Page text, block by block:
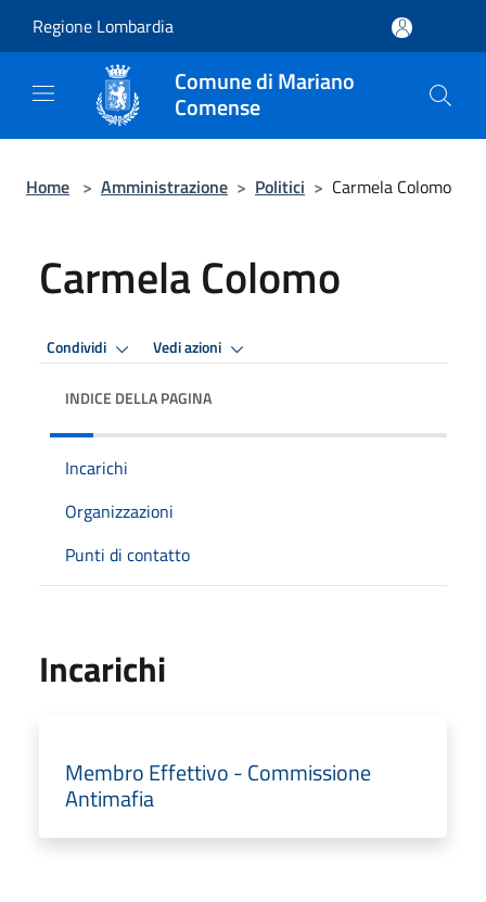
Regione Lombardia
Comune di Mariano
Comense
Home > Amministrazione > Politici > Carmela Colomo
Carmela Colomo
Condividi Vedi azioni
INDICE DELLA PAGINA
Incarichi
Organizzazioni
Punti di contatto
Incarichi
Membro Effettivo - Commissione
Antimafia